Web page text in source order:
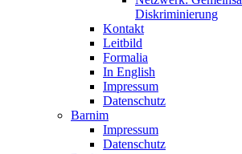
Diskriminierung
Kontakt
Leitbild
Formalia
In English
Impressum
Datenschutz
Barnim
Impressum
Datenschutz